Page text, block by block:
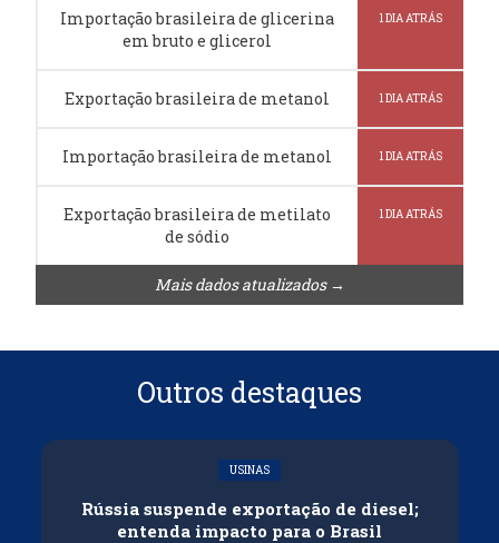
Importação brasileira de glicerina
em bruto e glicerol
1 DIA ATRÁS
Exportação brasileira de metanol 1 DIA ATRÁS
Importação brasileira de metanol 1 DIA ATRÁS
Exportação brasileira de metilato
de sódio
1 DIA ATRÁS
Mais dados atualizados →
Outros destaques
USINAS
Rússia suspende exportação de diesel;
entenda impacto para o Brasil